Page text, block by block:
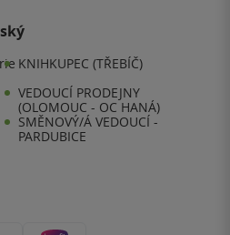
KNIHKUPEC (TŘEBÍČ)
VEDOUCÍ PRODEJNY
(OLOMOUC - OC HANÁ)
SMĚNOVÝ/Á VEDOUCÍ -
PARDUBICE